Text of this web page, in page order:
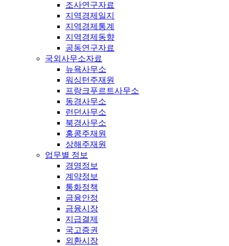
조사연구자료
지역경제일지
지역경제통계
지역경제동향
공동연구자료
국외사무소자료
뉴욕사무소
워싱턴주재원
프랑크푸르트사무소
동경사무소
런던사무소
북경사무소
홍콩주재원
상해주재원
업무별 정보
경영정보
계약정보
통화정책
금융안정
금융시장
지급결제
국고증권
외환시장